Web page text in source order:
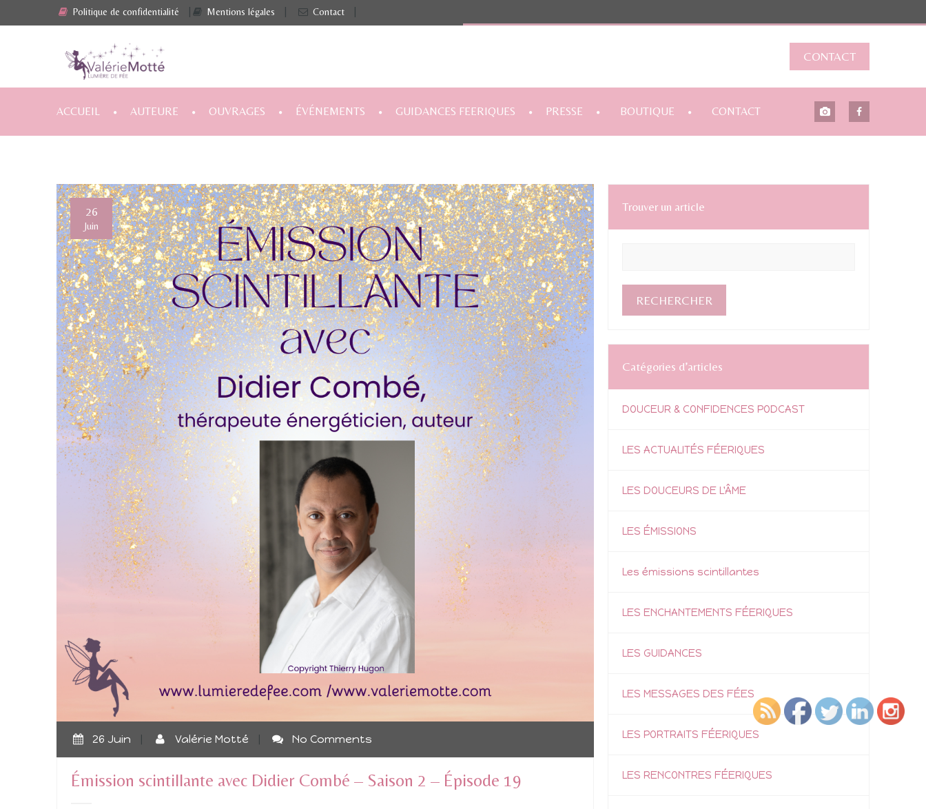
Politique de confidentialité Mentions légales Contact
CONTACT
ACCUEIL AUTEURE OUVRAGES ÉVÉNEMENTS GUIDANCES FEERIQUES PRESSE BOUTIQUE CONTACT
26
Juin
26 Juin | Valérie Motté | No Comments
Émission scintillante avec Didier Combé – Saison 2 – Épisode 19
Trouver un article
Catégories d’articles
DOUCEUR & CONFIDENCES PODCAST
LES ACTUALITÉS FÉERIQUES
LES DOUCEURS DE L'ÂME
LES ÉMISSIONS
Les émissions scintillantes
LES ENCHANTEMENTS FÉERIQUES
LES GUIDANCES
LES MESSAGES DES FÉES
LES PORTRAITS FÉERIQUES
LES RENCONTRES FÉERIQUES